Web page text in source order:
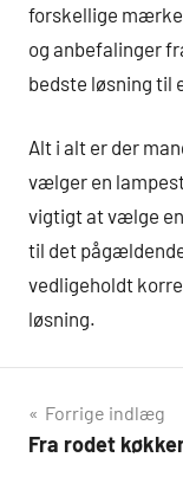
forskellige
og anbefalinger
bedste løsning til
Alt i alt er der
vælger en
vigtigt at vælge
til det
vedligeholdt
løsning.
Forrige indlæg
Fra rodet